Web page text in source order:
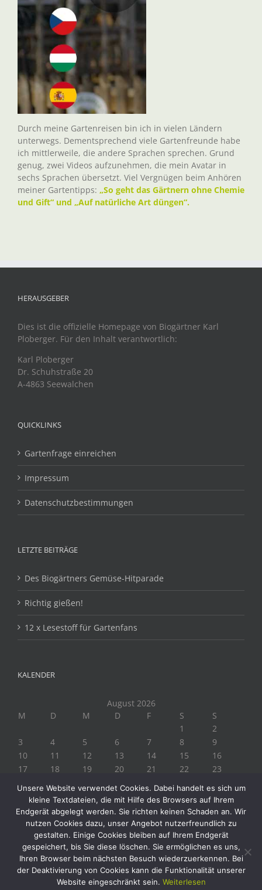
Durch meine Gartenreisen bin ich in vielen Ländern
unterwegs. Dementsprechend viele Gartenfreunde habe
ich mittlerweile, die andere Sprachen sprechen. Grund
genug, zwei Videos aufzunehmen, die mein Avatar in
sechs Sprachen übersetzt. Viel Vergnügen beim Anhören
meiner Gartentipps: „So geht das Gärtnern ohne Chemie
und Gift“ und „Auf natürliche Art düngen“.
HERAUSGEBER
Dies ist die offizielle Homepage von Biogärtner Karl
Ploberger. Für den Inhalt verantwortlich:
Karl Ploberger
Dr. Schuhstraße 20
A-4863 Seewalchen
QUICKLINKS
Gartenfrage einreichen
Impressum
Datenschutzbestimmungen
LETZTE BEITRÄGE
Des Biogärtners Gemüse-Hitparade
Richtig gießen!
12 x Lesestoff für Gartenfans
KALENDER
August 2026
M
D M D F S
S
1
2
3
4 5 6 7 8
9
10
11 12 13 14 15
16
17
18 19 20 21 22
23
24
25 27 28
« Juli
Copyright 2019 Biogärtner Ploberger | Alle Rechte vorbehalten
Unsere Website verwendet Cookies. Dabei handelt es sich um
kleine Textdateien, die mit Hilfe des Browsers auf Ihrem
Endgerät abgelegt werden. Sie richten keinen Schaden an. Wir
nutzen Cookies dazu, unser Angebot nutzerfreundlich zu
gestalten. Einige Cookies bleiben auf Ihrem Endgerät
gespeichert, bis Sie diese löschen. Sie ermöglichen es uns,
Ihren Browser beim nächsten Besuch wiederzuerkennen. Bei
der Deaktivierung von Cookies kann die Funktionalität unserer
Website eingeschränkt sein. Weiterlesen